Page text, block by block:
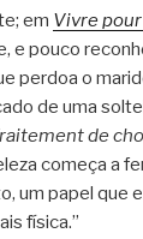
em Vivre
e pouco
perdoa o
de uma
de
começa a
um papel que
física.”